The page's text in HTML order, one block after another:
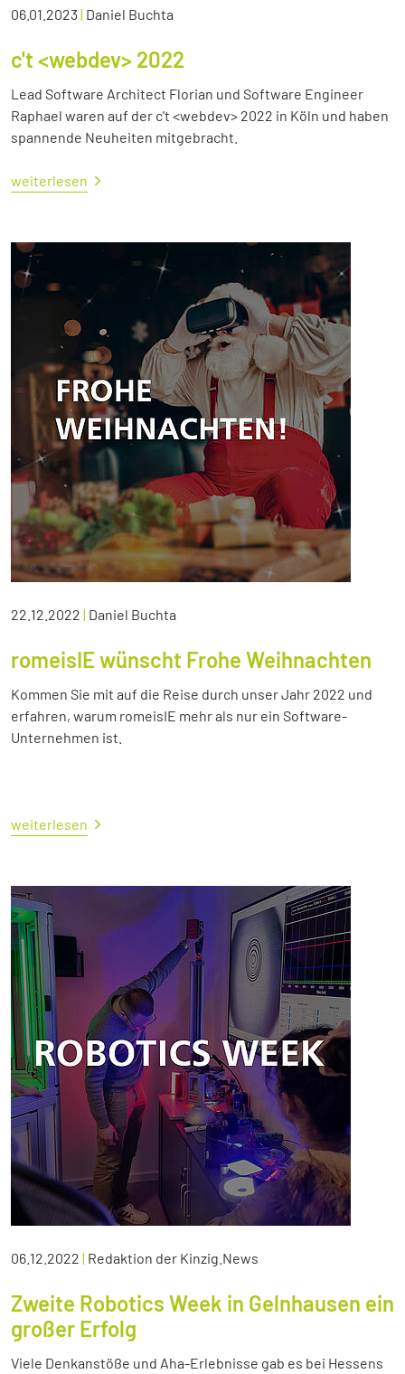
06.01.2023| Daniel Buchta
c't <webdev> 2022
Lead Software Architect Florian und Software Engineer
Raphael waren auf der c't <webdev> 2022 in Köln und haben
spannende Neuheiten mitgebracht.
weiterlesen
22.12.2022 | Daniel Buchta
romeisIE wünscht Frohe Weihnachten
Kommen Sie mit auf die Reise durch unser Jahr 2022 und
erfahren, warum romeisIE mehr als nur ein Software-
Unternehmen ist.
weiterlesen
06.12.2022 | Redaktion der Kinzig.News
Zweite Robotics Week in Gelnhausen ein
großer Erfolg
Viele Denkanstöße und Aha-Erlebnisse gab es bei Hessens